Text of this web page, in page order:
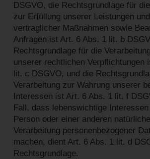
DSGVO, die Rechtsgrundlage für
zur Erfüllung unserer Leistungen
vertraglicher Maßnahmen sowie
Anfragen ist Art. 6 Abs. 1 lit. b
Rechtsgrundlage für die
unserer rechtlichen Verpflichtungen
lit. c DSGVO, und die
Verarbeitung zur Wahrung unserer
Interessen ist Art. 6 Abs. 1 lit. f
Fall, dass lebenswichtige
Person oder einer anderen
Verarbeitung personenbezogener
machen, dient Art. 6 Abs. 1 lit. d
Rechtsgrundlage.